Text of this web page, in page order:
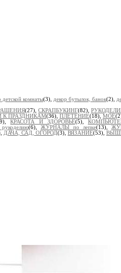
детской комнаты(3), декор бутылок, банок(2),
(27), СКРАПБУКИНГ(82),
К ПРАЗДНИКАМ(36), ПЛЕТЕНИЕ(18), МОЁ
КРАСОТА И ЗДОРОВЬЕ(5),
(6), ЖУРНАЛЫ по лепке(13),
ДАЧА, САД, ОГОРОД(3), ВЯЗАНИЕ(53),